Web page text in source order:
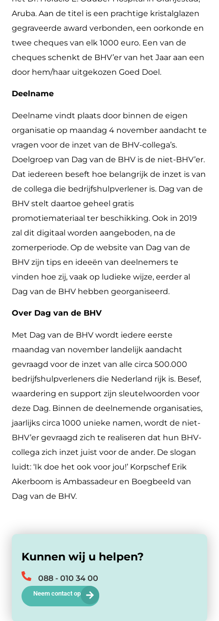
Aruba. Aan de titel is een prachtige kristalglazen
gegraveerde award verbonden, een oorkonde en
twee cheques van elk 1000 euro. Een van de
cheques schenkt de BHV’er van het Jaar aan een
door hem/haar uitgekozen Goed Doel.
Deelname
Deelname vindt plaats door binnen de eigen
organisatie op maandag 4 november aandacht te
vragen voor de inzet van de BHV-collega’s.
Doelgroep van Dag van de BHV is de niet-BHV’er.
Dat iedereen beseft hoe belangrijk de inzet is van
de collega die bedrijfshulpverlener is. Dag van de
BHV stelt daartoe geheel gratis
promotiemateriaal ter beschikking. Ook in 2019
zal dit digitaal worden aangeboden, na de
zomerperiode. Op de website van Dag van de
BHV zijn tips en ideeën van deelnemers te
vinden hoe zij, vaak op ludieke wijze, eerder al
Dag van de BHV hebben georganiseerd.
Over Dag van de BHV
Met Dag van de BHV wordt iedere eerste
maandag van november landelijk aandacht
gevraagd voor de inzet van alle circa 500.000
bedrijfshulpverleners die Nederland rijk is. Besef,
waardering en support zijn sleutelwoorden voor
deze Dag. Binnen de deelnemende organisaties,
jaarlijks circa 1000 unieke namen, wordt de niet-
BHV’er gevraagd zich te realiseren dat hun BHV-
collega zich inzet juist voor de ander. De slogan
luidt: ‘Ik doe het ook voor jou!’ Korpschef Erik
Akerboom is Ambassadeur en Boegbeeld van
Dag van de BHV.
Kunnen wij u helpen?
088 - 010 34 00
Neem contact op